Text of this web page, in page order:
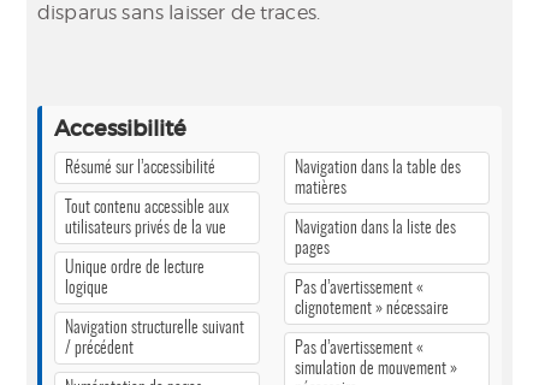
disparus sans laisser de traces.
Accessibilité
Résumé sur l’accessibilité
Tout contenu accessible aux
utilisateurs privés de la vue
Unique ordre de lecture
logique
Navigation structurelle suivant
/ précédent
Navigation dans la table des
matières
Navigation dans la liste des
pages
Pas d’avertissement «
clignotement » nécessaire
Pas d’avertissement «
simulation de mouvement »